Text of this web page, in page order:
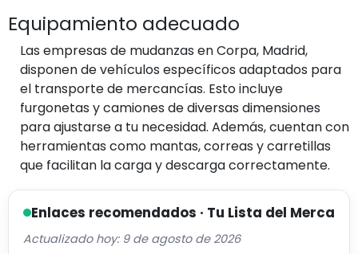
Equipamiento adecuado
Las empresas de mudanzas en Corpa, Madrid,
disponen de vehículos específicos adaptados para
el transporte de mercancías. Esto incluye
furgonetas y camiones de diversas dimensiones
para ajustarse a tu necesidad. Además, cuentan con
herramientas como mantas, correas y carretillas
que facilitan la carga y descarga correctamente.
Enlaces recomendados · Tu Lista del Merca
Actualizado hoy: 9 de agosto de 2026